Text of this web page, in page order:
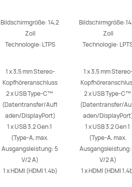
Bildschirmgröße: 14,2
Zoll
Technologie: LTPS
1 x 3,5 mm Stereo-
Kopfhöreranschluss
2 x USB Type-C™
(Datentransfer/Aufl
aden/DisplayPort)
1 x USB 3.2 Gen 1
(Type-A, max.
Ausgangsleistung: 5
V/2 A)
1 x HDMI (HDMI 1.4b)
Zoll
Technologie:
1 x 3,5 mm
2 x USB Type-C™
(Datentransfer/
aden/
1 x USB 3.2 Gen 1
(Type-A, max.
Ausgangsleistung:
V/2 A)
1 x HDMI (HDMI